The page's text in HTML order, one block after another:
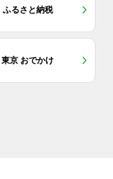
ふるさと納税
東京 おでかけ